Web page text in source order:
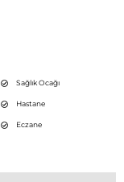
Sağlık Ocağı
Hastane
Eczane